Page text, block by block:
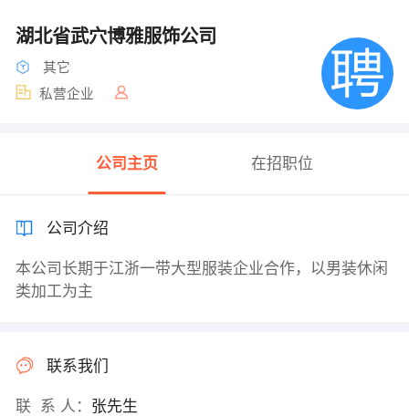
湖北省武穴博雅服饰公司
其它
私营企业
公司主页 在招职位
公司介绍
本公司长期于江浙一带大型服装企业合作，以男装休闲
类加工为主
联系我们
联 系 人： 张先生